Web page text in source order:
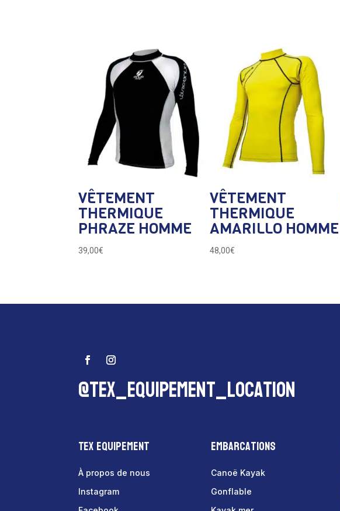
VÊTEMENT
THERMIQUE
PHRAZE HOMME
39,00€
VÊTEMENT
THERMIQUE
AMARILLO HOMME
48,00€
@tex_equipement_location
Tex Equipement
À propos de nous
Instagram
Embarcations
Canoë Kayak
Gonflable